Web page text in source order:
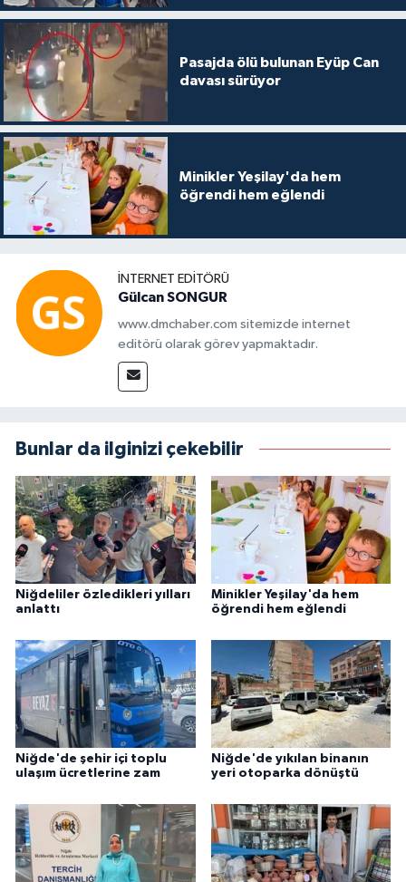
Pasajda ölü bulunan Eyüp Can
davası sürüyor
Minikler Yeşilay'da hem
öğrendi hem eğlendi
İNTERNET EDITÖRÜ
Gülcan SONGUR
www.dmchaber.com sitemizde internet
editörü olarak görev yapmaktadır.
Bunlar da ilginizi çekebilir
Niğdeliler özledikleri yılları
anlattı
Minikler Yeşilay'da hem
öğrendi hem eğlendi
Niğde'de şehir içi toplu
ulaşım ücretlerine zam
Niğde'de yıkılan binanın
yeri otoparka dönüştü